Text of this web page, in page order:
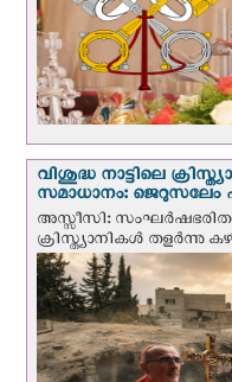
വിശുദ്ധ നാട്ടിലെ
സമാധാനം: ജെറുസലേം
അസ്സീസി:
ക്രിസ്ത്യാനികൾ തളര്‍ന്നു